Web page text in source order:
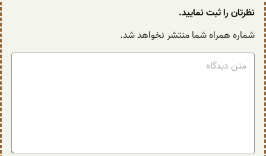
نظرتان را ثبت نمایید.
شماره همراه شما منتشر نخواهد شد.